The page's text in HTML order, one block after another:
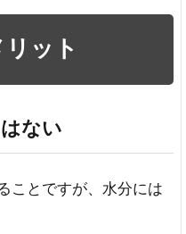
ット
ない
ことですが、水分には